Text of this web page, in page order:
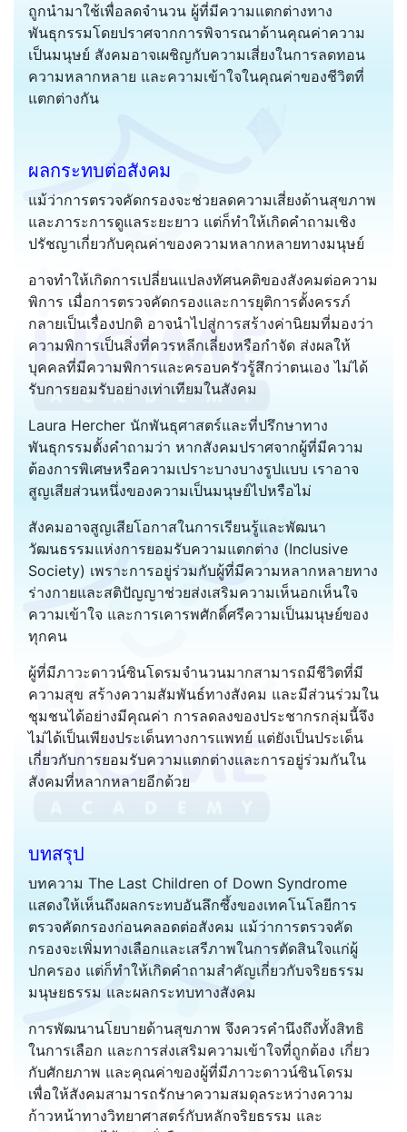
ถูกนำมาใช้เพื่อลดจำนวน ผู้ที่มีความแตกต่างทาง
พันธุกรรมโดยปราศจากการพิจารณาด้านคุณค่าความ
เป็นมนุษย์ สังคมอาจเผชิญกับความเสี่ยงในการลดทอน
ความหลากหลาย และความเข้าใจในคุณค่าของชีวิตที่
แตกต่างกัน
ผลกระทบต่อสังคม
แม้ว่าการตรวจคัดกรองจะช่วยลดความเสี่ยงด้านสุขภาพ
และภาระการดูแลระยะยาว แต่ก็ทำให้เกิดคำถามเชิง
ปรัชญาเกี่ยวกับคุณค่าของความหลากหลายทางมนุษย์
อาจทำให้เกิดการเปลี่ยนแปลงทัศนคติของสังคมต่อความ
พิการ เมื่อการตรวจคัดกรองและการยุติการตั้งครรภ์
กลายเป็นเรื่องปกติ อาจนำไปสู่การสร้างค่านิยมที่มองว่า
ความพิการเป็นสิ่งที่ควรหลีกเลี่ยงหรือกำจัด ส่งผลให้
บุคคลที่มีความพิการและครอบครัวรู้สึกว่าตนเอง ไม่ได้
รับการยอมรับอย่างเท่าเทียมในสังคม
Laura Hercher นักพันธุศาสตร์และที่ปรึกษาทาง
พันธุกรรมตั้งคำถามว่า หากสังคมปราศจากผู้ที่มีความ
ต้องการพิเศษหรือความเปราะบางบางรูปแบบ เราอาจ
สูญเสียส่วนหนึ่งของความเป็นมนุษย์ไปหรือไม่
สังคมอาจสูญเสียโอกาสในการเรียนรู้และพัฒนา
วัฒนธรรมแห่งการยอมรับความแตกต่าง (Inclusive
Society) เพราะการอยู่ร่วมกับผู้ที่มีความหลากหลายทาง
ร่างกายและสติปัญญาช่วยส่งเสริมความเห็นอกเห็นใจ
ความเข้าใจ และการเคารพศักดิ์ศรีความเป็นมนุษย์ของ
ทุกคน
ผู้ที่มีภาวะดาวน์ซินโดรมจำนวนมากสามารถมีชีวิตที่มี
ความสุข สร้างความสัมพันธ์ทางสังคม และมีส่วนร่วมใน
ชุมชนได้อย่างมีคุณค่า การลดลงของประชากรกลุ่มนี้จึง
ไม่ได้เป็นเพียงประเด็นทางการแพทย์ แต่ยังเป็นประเด็น
เกี่ยวกับการยอมรับความแตกต่างและการอยู่ร่วมกันใน
สังคมที่หลากหลายอีกด้วย
บทสรุป
บทความ The Last Children of Down Syndrome
แสดงให้เห็นถึงผลกระทบอันลึกซึ้งของเทคโนโลยีการ
ตรวจคัดกรองก่อนคลอดต่อสังคม แม้ว่าการตรวจคัด
กรองจะเพิ่มทางเลือกและเสรีภาพในการตัดสินใจแก่ผู้
ปกครอง แต่ก็ทำให้เกิดคำถามสำคัญเกี่ยวกับจริยธรรม
มนุษยธรรม และผลกระทบทางสังคม
การพัฒนานโยบายด้านสุขภาพ จึงควรคำนึงถึงทั้งสิทธิ
ในการเลือก และการส่งเสริมความเข้าใจที่ถูกต้อง เกี่ยว
กับศักยภาพ และคุณค่าของผู้ที่มีภาวะดาวน์ซินโดรม
เพื่อให้สังคมสามารถรักษาความสมดุลระหว่างความ
ก้าวหน้าทางวิทยาศาสตร์กับหลักจริยธรรม และ